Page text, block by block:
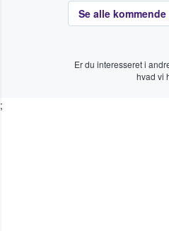
Se alle
Er du interesseret i
hvad vi
;